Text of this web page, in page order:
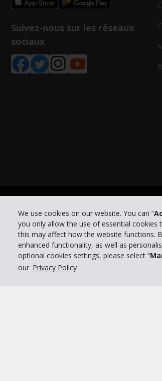
We use cookies on our website. You can “
you only allow the use of essential cookies
this may affect how the website functions.
enhanced functionality, as well as
optional cookies settings, please select “
our Privacy Policy
Suivez-nous sur les réseaux
sociaux